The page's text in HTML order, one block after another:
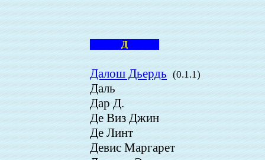
Д
Далош Дьердь (0.1.1)
Даль
Дар Д.
Де Виз Джин
Де Линт
Девис Маргарет